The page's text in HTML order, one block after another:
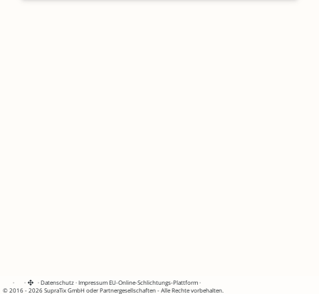
· · ·Datenschutz·Impressum EU-Online-Schlichtungs-Plattform·
© 2016 - 2026 SupraTix GmbH oder Partnergesellschaften - Alle Rechte vorbehalten.